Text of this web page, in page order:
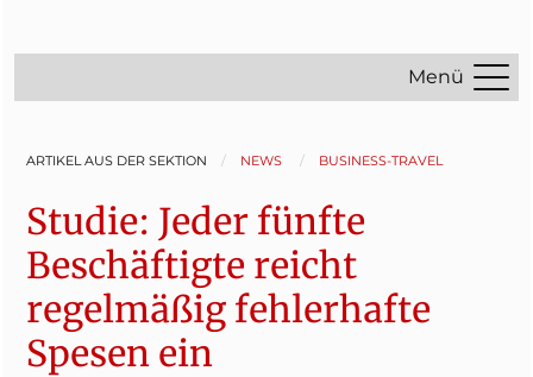
Menü
ARTIKEL AUS DER SEKTION NEWS BUSINESS-TRAVEL
Studie: Jeder fünfte
Beschäftigte reicht
regelmäßig fehlerhafte
Spesen ein